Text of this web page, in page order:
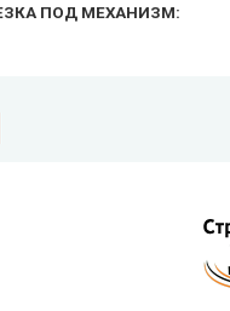
ПОД МЕХАНИЗМ: